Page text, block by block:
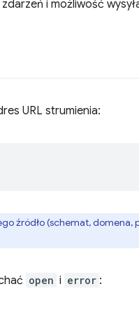
i możliwość
URL strumienia:
źródło (schemat, domena,
open i error :